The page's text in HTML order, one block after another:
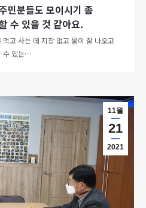
민분들도 모이시기 좀
수 있을 것 같아요.
고 사는 데 지장 없고 물이 잘 나오고
수 있는…
11월
21
2021